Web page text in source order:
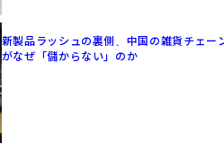
新製品ラッシュの裏側、中国の雑貨チェー
がなぜ「儲からない」のか